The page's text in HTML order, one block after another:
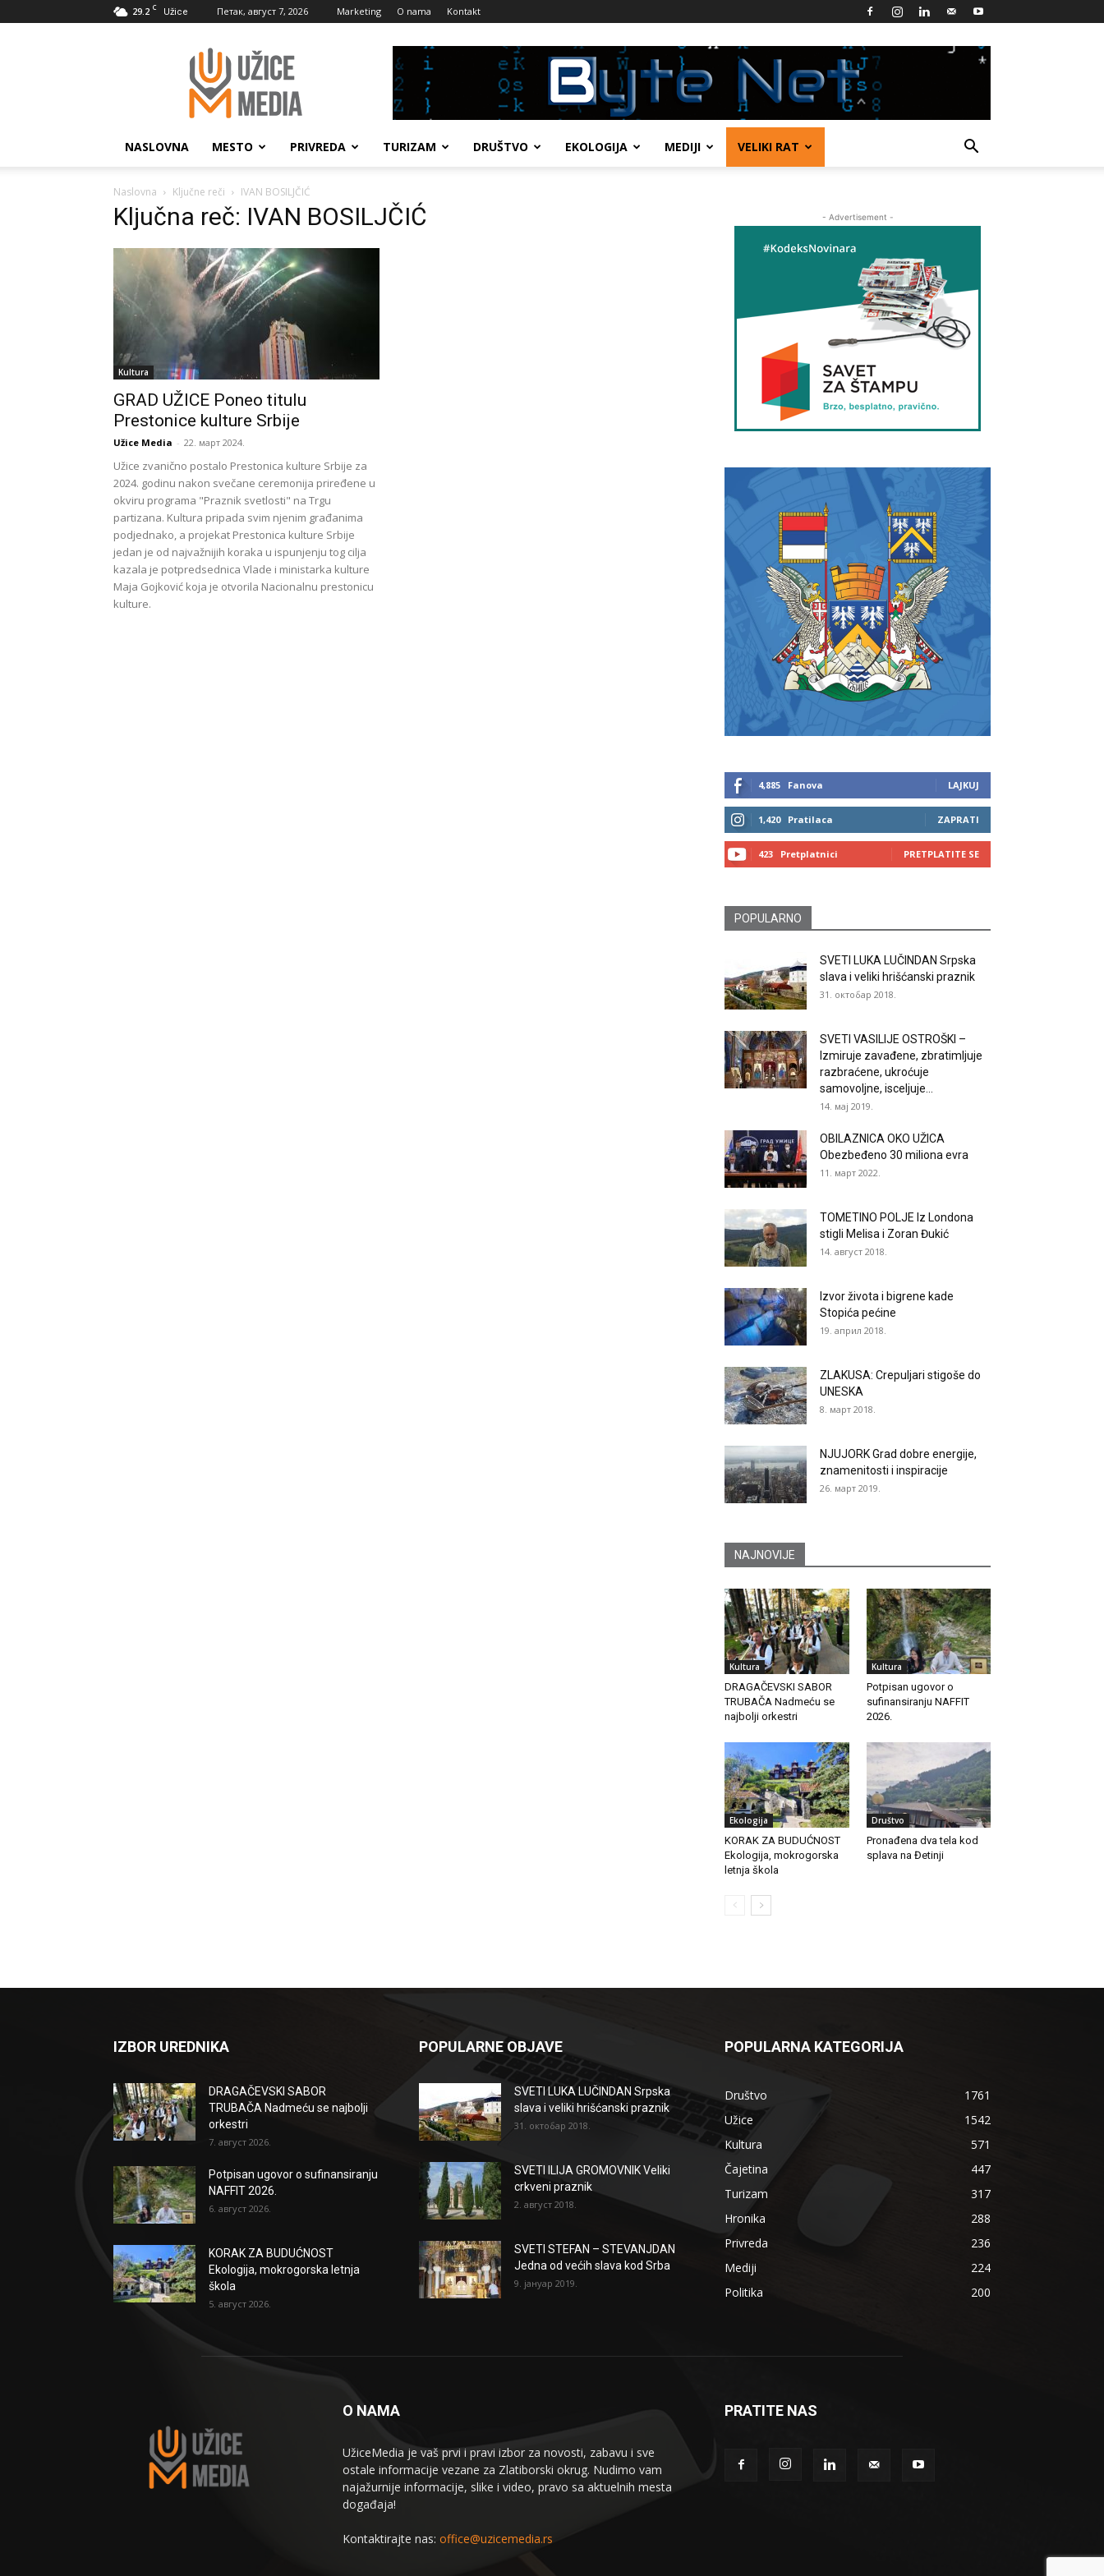
29.2 C Užice Петак, август 7, 2026 Marketing O nama Kontakt
UžiceMedia
NASLOVNA MESTO PRIVREDA TURIZAM DRUŠTVO EKOLOGIJA MEDIJI VELIKI RAT
Naslovna Ključne reči IVAN BOSILJČIĆ
Ključna reč: IVAN BOSILJČIĆ
Kultura
GRAD UŽICE Poneo titulu
Prestonice kulture Srbije
Užice Media - 22. март 2024.
Užice zvanično postalo Prestonica kulture Srbije za
2024. godinu nakon svečane ceremonija priređene u
okviru programa "Praznik svetlosti" na Trgu
partizana. Kultura pripada svim njenim građanima
podjednako, a projekat Prestonica kulture Srbije
jedan je od najvažnijih koraka u ispunjenju tog cilja
kazala je potpredsednica Vlade i ministarka kulture
Maja Gojković koja je otvorila Nacionalnu prestonicu
kulture.
- Advertisement -
4,885 Fanova LAJKUJ
1,420 Pratilaca ZAPRATI
423 Pretplatnici PRETPLATITE SE
POPULARNO
SVETI LUKA LUČINDAN Srpska
slava i veliki hrišćanski praznik
31. октобар 2018.
SVETI VASILIJE OSTROŠKI –
Izmiruje zavađene, zbratimljuje
razbraćene, ukroćuje
samovoljne, isceljuje...
14. мај 2019.
OBILAZNICA OKO UŽICA
Obezbeđeno 30 miliona evra
11. март 2022.
TOMETINO POLJE Iz Londona
stigli Melisa i Zoran Đukić
14. август 2018.
Izvor života i bigrene kade
Stopića pećine
19. април 2018.
ZLAKUSA: Crepuljari stigoše do
UNESKA
8. март 2018.
NJUJORK Grad dobre energije,
znamenitosti i inspiracije
26. март 2019.
NAJNOVIJE
Kultura
DRAGAČEVSKI SABOR
TRUBAČA Nadmeću se
najbolji orkestri
Kultura
Potpisan ugovor o
sufinansiranju NAFFIT
2026.
Ekologija
KORAK ZA BUDUĆNOST
Ekologija, mokrogorska
letnja škola
Društvo
Pronađena dva tela kod
splava na Đetinji
IZBOR UREDNIKA
DRAGAČEVSKI SABOR
TRUBAČA Nadmeću se najbolji
orkestri
7. август 2026.
Potpisan ugovor o sufinansiranju
NAFFIT 2026.
6. август 2026.
KORAK ZA BUDUĆNOST
Ekologija, mokrogorska letnja
škola
5. август 2026.
POPULARNE OBJAVE
SVETI LUKA LUČINDAN Srpska
slava i veliki hrišćanski praznik
31. октобар 2018.
SVETI ILIJA GROMOVNIK Veliki
crkveni praznik
2. август 2018.
SVETI STEFAN – STEVANJDAN
Jedna od većih slava kod Srba
9. јануар 2019.
POPULARNA KATEGORIJA
Društvo
1761
Užice
1542
Kultura
571
Čajetina
447
Turizam
317
Hronika
288
Privreda
236
Mediji
224
Politika
200
O NAMA
UžiceMedia je vaš prvi i pravi izbor za novosti, zabavu i sve
ostale informacije vezane za Zlatiborski okrug. Nudimo vam
najažurnije informacije, slike i video, pravo sa aktuelnih mesta
događaja!
Kontaktirajte nas: office@uzicemedia.rs
PRATITE NAS